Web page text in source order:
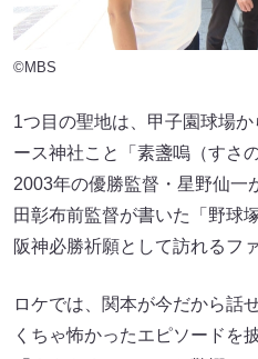
©MBS
1つ目の聖地は、甲子園球場
ース神社こと「素盞嗚（すさ
2003年の優勝監督・星野仙一
田彰布前監督が書いた「野球
阪神必勝祈願として訪れるフ
ロケでは、関本が今だから話
くちゃ怖かったエピソードを